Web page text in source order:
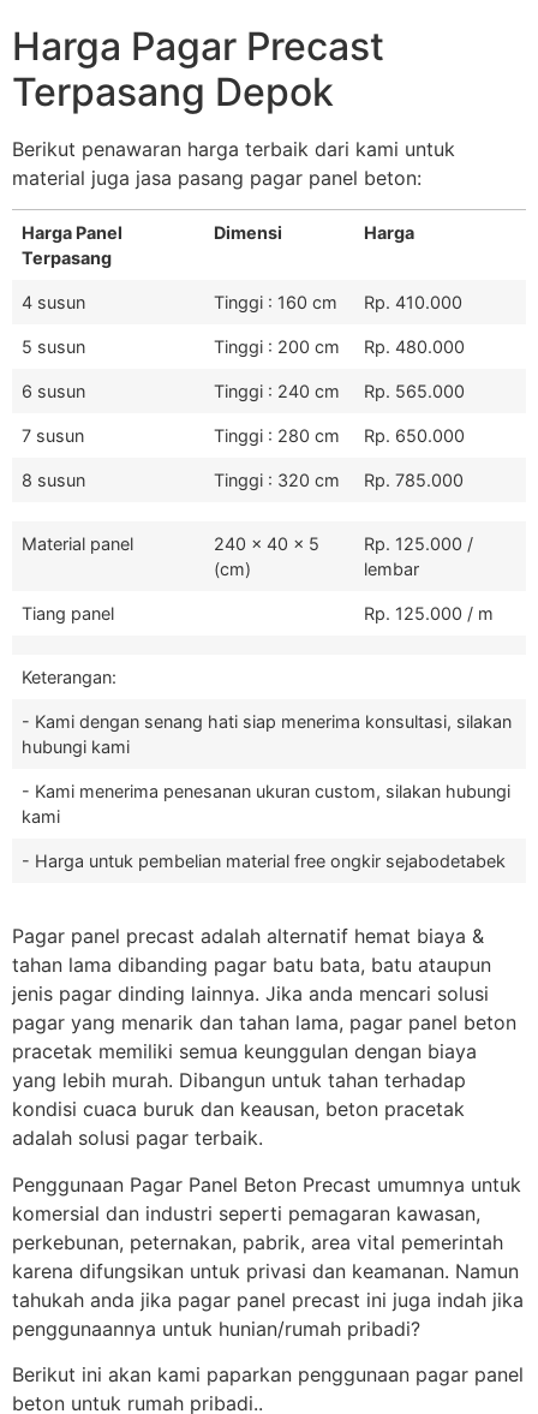
Harga Pagar Precast
Terpasang Depok
Berikut penawaran harga terbaik dari kami untuk
material juga jasa pasang pagar panel beton:
Harga Panel
Terpasang
Dimensi Harga
4 susun Tinggi : 160 cm Rp. 410.000
5 susun Tinggi : 200 cm Rp. 480.000
6 susun Tinggi : 240 cm Rp. 565.000
7 susun Tinggi : 280 cm Rp. 650.000
8 susun Tinggi : 320 cm Rp. 785.000
Material panel
240 x 40 x 5
(cm)
Rp. 125.000 /
lembar
Tiang panel Rp. 125.000 / m
Keterangan:
- Kami dengan senang hati siap menerima konsultasi, silakan
hubungi kami
- Kami menerima penesanan ukuran custom, silakan hubungi
kami
- Harga untuk pembelian material free ongkir sejabodetabek
Pagar panel precast adalah alternatif hemat biaya &
tahan lama dibanding pagar batu bata, batu ataupun
jenis pagar dinding lainnya. Jika anda mencari solusi
pagar yang menarik dan tahan lama, pagar panel beton
pracetak memiliki semua keunggulan dengan biaya
yang lebih murah. Dibangun untuk tahan terhadap
kondisi cuaca buruk dan keausan, beton pracetak
adalah solusi pagar terbaik.
Penggunaan Pagar Panel Beton Precast umumnya untuk
komersial dan industri seperti pemagaran kawasan,
perkebunan, peternakan, pabrik, area vital pemerintah
karena difungsikan untuk privasi dan keamanan. Namun
tahukah anda jika pagar panel precast ini juga indah jika
penggunaannya untuk hunian/rumah pribadi?
Berikut ini akan kami paparkan penggunaan pagar panel
beton untuk rumah pribadi..